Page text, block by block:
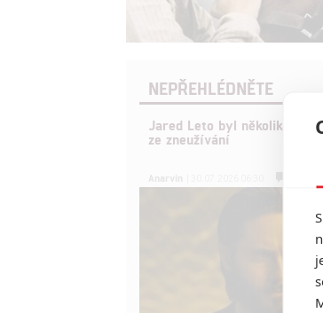
NEPŘEHLÉDNĚTE
Jared Leto byl několika
ze zneužívání